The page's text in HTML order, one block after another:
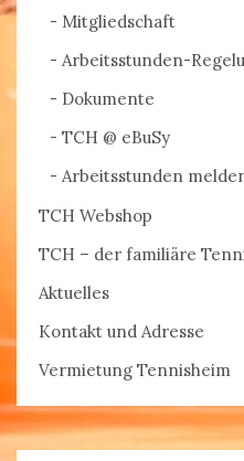
Mitgliedschaft
Arbeitsstunden-
Dokumente
TCH @ eBuSy
Arbeitsstunden
TCH Webshop
TCH – der familiäre
Aktuelles
Kontakt und Adresse
Vermietung Tennisheim